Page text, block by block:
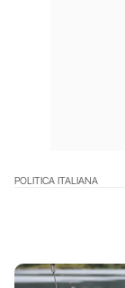
POLITICA ITALIANA